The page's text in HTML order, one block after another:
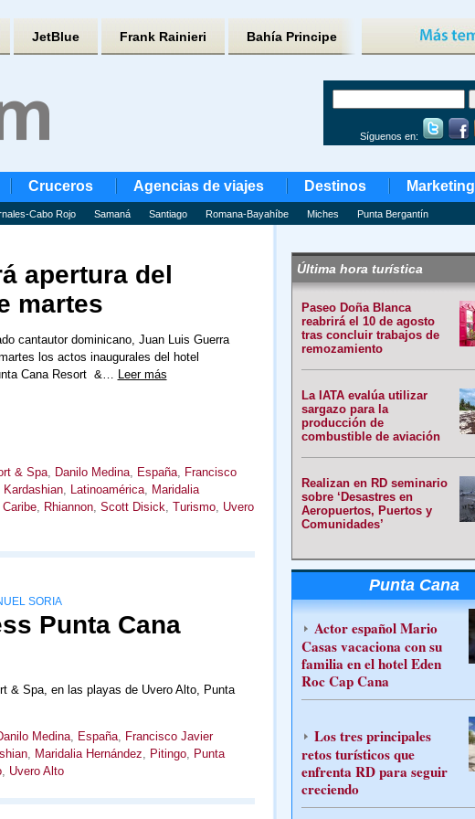
JetBlue Frank Rainieri Bahía Principe
Síguenos en:
Cruceros Agencias de viajes Destinos Marketing
Cabo Rojo Samaná Santiago Romana-Bayahíbe Miches Punta Bergantín
apertura del
martes
cantautor dominicano, Juan Luis Guerra
los actos inaugurales del hotel
Cana Resort &… Leer más
& Spa, Danilo Medina, España, Francisco
Kardashian, Latinoamérica, Maridalia
Caribe, Rhiannon, Scott Disick, Turismo, Uvero
SORIA
Punta Cana
& Spa, en las playas de Uvero Alto, Punta
Medina, España, Francisco Javier
, Maridalia Hernández, Pitingo, Punta
, Uvero Alto
Última hora turística
Paseo Doña Blanca
reabrirá el 10 de agosto
tras concluir trabajos de
remozamiento
La IATA evalúa utilizar
sargazo para la
producción de
combustible de aviación
Realizan en RD seminario
sobre ‘Desastres en
Aeropuertos, Puertos y
Comunidades’
Punta Cana
Actor español Mario
Casas vacaciona con su
familia en el hotel Eden
Roc Cap Cana
Los tres principales
retos turísticos que
enfrenta RD para seguir
creciendo